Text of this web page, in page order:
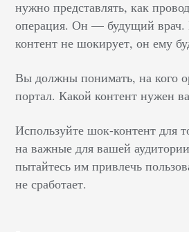
нужно представлять, как
операция. Он — будущий врач.
контент не шокирует, он ему
Вы должны понимать, на кого
портал. Какой контент нужен
Используйте шок-контент для
на важные для вашей
пытайтесь им привлечь
не сработает.